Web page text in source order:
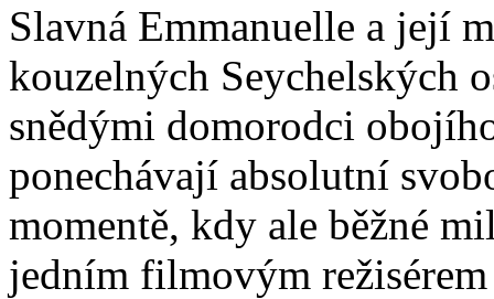
Slavná Emmanuelle a její
kouzelných Seychelských
snědými domorodci
ponechávají absolutní
momentě, kdy ale běžné
jedním filmovým režisérem